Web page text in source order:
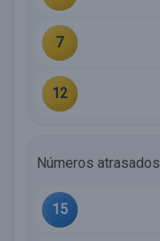
7
12
Números atrasados
15